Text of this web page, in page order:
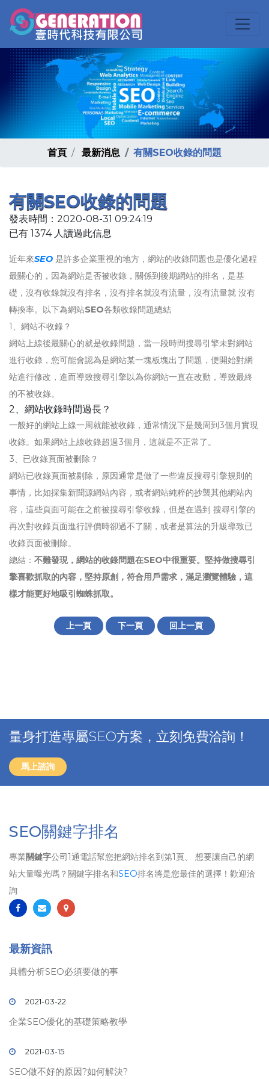
首頁 最新消息 有關SEO收錄的問題
有關SEO收錄的問題
發表時間：2020-08-31 09:24:19
已有 1374 人讀過此信息
近年來SEO 是許多企業重視的地方，網站的收錄問題也是優化過程
最關心的，因為網站是否被收錄，關係到後期網站的排名，是基
礎，沒有收錄就沒有排名，沒有排名就沒有流量，沒有流量就 沒有
轉換率。以下為網站SEO各類收錄問題總結
1、網站不收錄？
網站上線後最關心的就是收錄問題，當一段時間搜尋引擎未對網站
進行收錄，您可能會認為是網站某一塊板塊出了問題，便開始對網
站進行修改，進而導致搜尋引擎以為你網站一直在改動，導致最終
的不被收錄。
2、網站收錄時間過長？
一般好的網站上線一周就能被收錄，通常情況下是幾周到3個月實現
收錄。如果網站上線收錄超過3個月，這就是不正常了。
3、已收錄頁面被刪除？
網站已收錄頁面被剔除，原因通常是做了一些違反搜尋引擎規則的
事情，比如採集新聞源網站內容，或者網站純粹的抄襲其他網站內
容，這些頁面可能在之前被搜尋引擎收錄，但是在遇到 搜尋引擎的
再次對收錄頁面進行評價時卻過不了關，或者是算法的升級導致已
收錄頁面被刪除。
總結： 不難發現，網站的收錄問題在SEO中很重要。堅持做搜尋引
擎喜歡抓取的內容，堅持原創，符合用戶需求，滿足瀏覽體驗，這
樣才能更好地吸引蜘蛛抓取。
上一頁 下一頁 回上一頁
量身打造專屬SEO方案，立刻免費洽詢！
馬上諮詢
SEO關鍵字排名
專業關鍵字公司1通電話幫您把網站排名到第1頁、 想要讓自己的網
站大量曝光嗎？關鍵字排名和SEO排名將是您最佳的選擇！歡迎洽
詢
最新資訊
具體分析SEO必須要做的事
2021-03-22
企業SEO優化的基礎策略教學
2021-03-15
SEO做不好的原因?如何解決?